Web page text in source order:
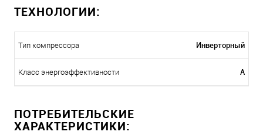
ТЕХНОЛОГИИ:
Тип компрессора Инверторный
Класс энергоэффективности A
ПОТРЕБИТЕЛЬСКИЕ
ХАРАКТЕРИСТИКИ: